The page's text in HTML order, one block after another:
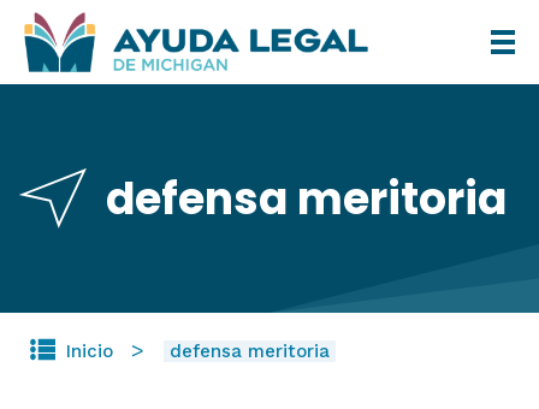
Pasar
al
defensa meritoria
Inicio defensa meritoria